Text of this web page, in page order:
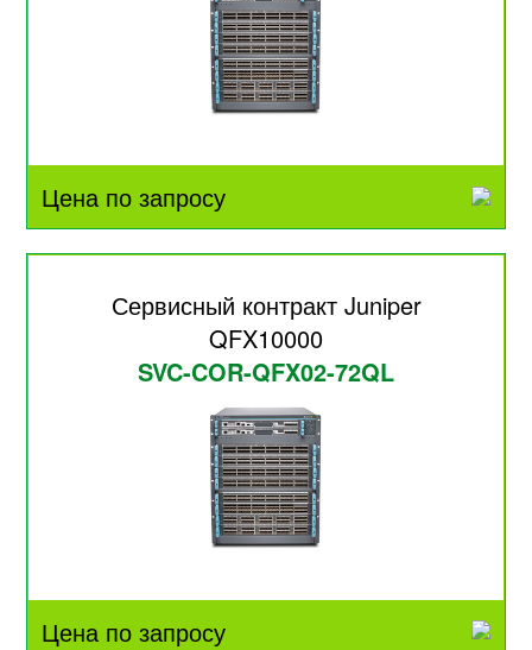
Цена по запросу
Сервисный контракт Juniper
QFX10000
SVC-COR-QFX02-72QL
Цена по запросу